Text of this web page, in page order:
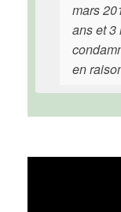
mars
ans et 3
en